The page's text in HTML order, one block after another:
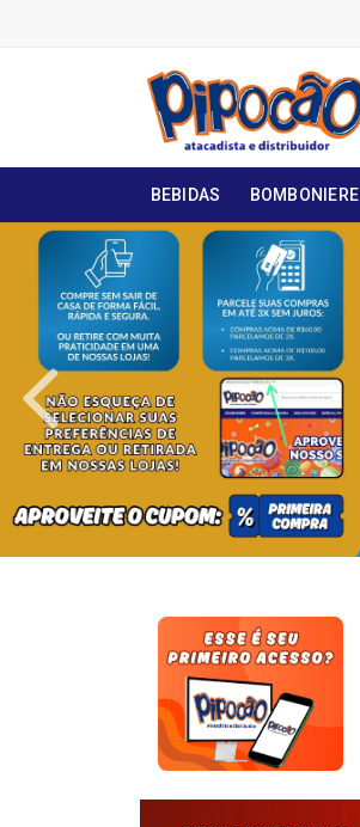
BEBIDAS BOMBONIERE